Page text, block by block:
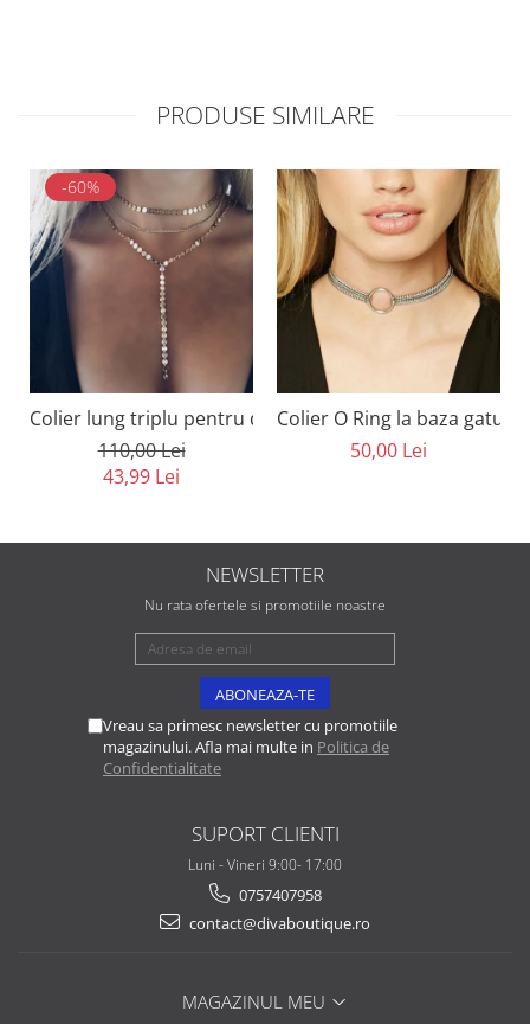
PRODUSE SIMILARE
-60%
Colier lung triplu pentru decolteu cu cristale
110,00 Lei
43,99 Lei
Colier O Ring la baza
50,00 Lei
NEWSLETTER
Nu rata ofertele si promotiile noastre
Vreau sa primesc newsletter cu promotiile
magazinului. Afla mai multe in Politica de
Confidentialitate
SUPORT CLIENTI
Luni - Vineri 9:00- 17:00
0757407958
contact@divaboutique.ro
MAGAZINUL MEU